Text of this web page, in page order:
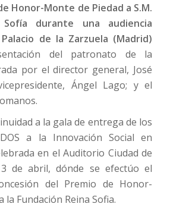
Honor-Monte de Piedad a S.M.
durante una audiencia
de la Zarzuela (Madrid)
del patronato de la
por el director general, José
Ángel Lago; y el
a la gala de entrega de los
a la Innovación Social en
en el Auditorio Ciudad de
de abril, dónde se efectúo el
del Premio de Honor-
la Fundación Reina Sofia.